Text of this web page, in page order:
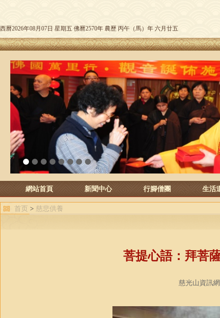
西曆2026年08月07日 星期五 佛曆2570年 農歷 丙午（馬）年 六月廿五
3 4 5 6 7 8
網站首頁 新聞中心 行腳僧團 生活
首页 > 慈悲供養
菩提心語：拜菩
慈光山資訊